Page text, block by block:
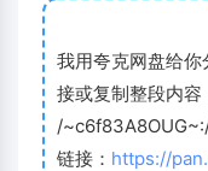
我用夸克网盘给
接或复制整段内容
/
链接： https://